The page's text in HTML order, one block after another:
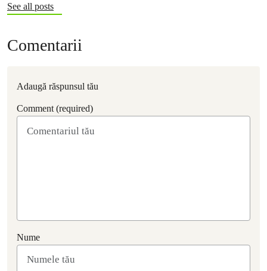
See all posts
Comentarii
Adaugă răspunsul tău
Comment (required)
Nume